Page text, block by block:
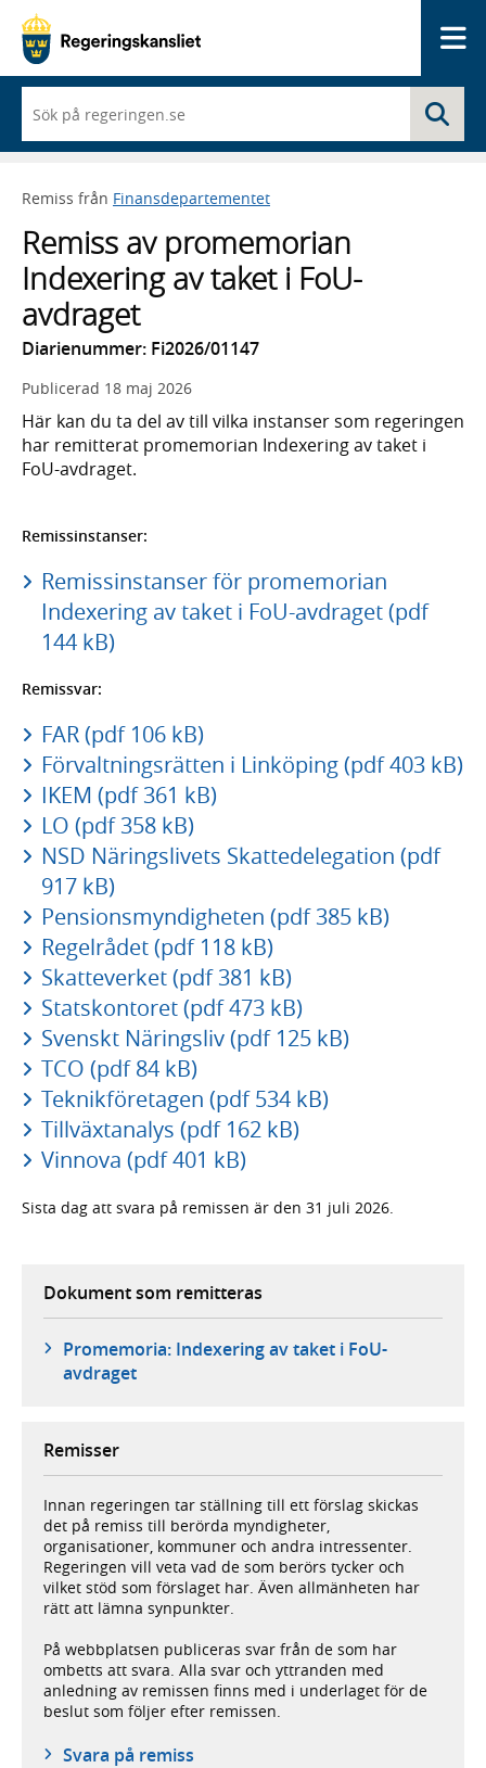
du
börjar
skriva
framträder
lista
med
sökförslag
Remiss från Finansdepartementet
Remiss av promemorian
Indexering av taket i FoU-
avdraget
Diarienummer: Fi2026/01147
Publicerad 18 maj 2026
Här kan du ta del av till vilka instanser som regeringen
har remitterat promemorian Indexering av taket i
FoU-avdraget.
Remissinstanser:
Remissinstanser för promemorian
Indexering av taket i FoU-avdraget (pdf
144 kB)
Remissvar:
FAR (pdf 106 kB)
Förvaltningsrätten i Linköping (pdf 403 kB)
IKEM (pdf 361 kB)
LO (pdf 358 kB)
NSD Näringslivets Skattedelegation (pdf
917 kB)
Pensionsmyndigheten (pdf 385 kB)
Regelrådet (pdf 118 kB)
Skatteverket (pdf 381 kB)
Statskontoret (pdf 473 kB)
Svenskt Näringsliv (pdf 125 kB)
TCO (pdf 84 kB)
Teknikföretagen (pdf 534 kB)
Tillväxtanalys (pdf 162 kB)
Vinnova (pdf 401 kB)
Sista dag att svara på remissen är den 31 juli 2026.
Dokument som remitteras
Promemoria: Indexering av taket i FoU-
avdraget
Remisser
Innan regeringen tar ställning till ett förslag skickas
det på remiss till berörda myndigheter,
organisationer, kommuner och andra intressenter.
Regeringen vill veta vad de som berörs tycker och
vilket stöd som förslaget har. Även allmänheten har
rätt att lämna synpunkter.
På webbplatsen publiceras svar från de som har
ombetts att svara. Alla svar och yttranden med
anledning av remissen finns med i underlaget för de
beslut som följer efter remissen.
Svara på remiss